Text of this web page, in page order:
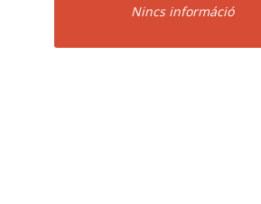
Nincs információ